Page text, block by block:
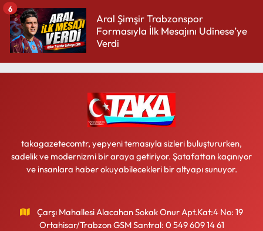
Aral Şimşir Trabzonspor
Formasıyla İlk Mesajını Udinese’ye
Verdi
6
takagazetecomtr, yepyeni temasıyla sizleri buluştururken,
sadelik ve modernizmi bir araya getiriyor. Şatafattan kaçınıyor
ve insanlara haber okuyabilecekleri bir altyapı sunuyor.
Çarşı Mahallesi Alacahan Sokak Onur Apt.Kat:4 No: 19
Ortahisar/Trabzon GSM Santral: 0 549 609 14 61